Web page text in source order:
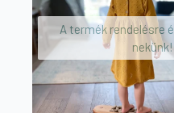
A termék rendelésre
nekünk!